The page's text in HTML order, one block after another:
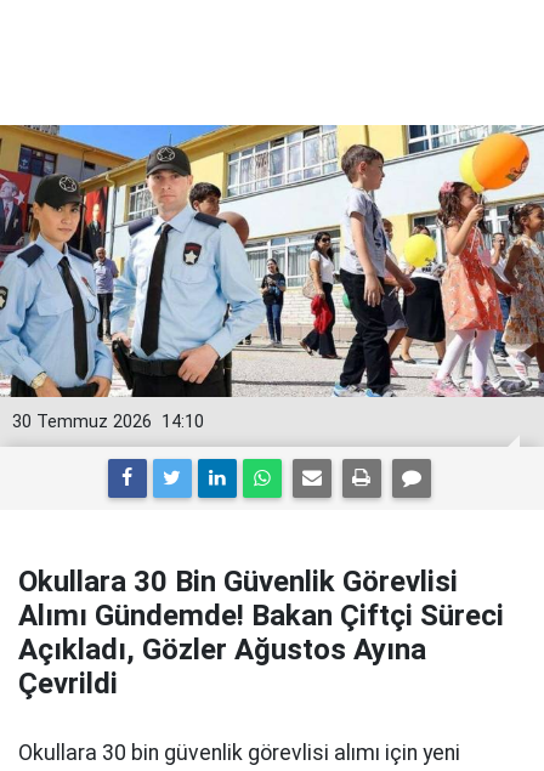
14:10
30 Temmuz 2026
Okullara 30 Bin Güvenlik Görevlisi
Alımı Gündemde! Bakan Çiftçi Süreci
Açıkladı, Gözler Ağustos Ayına
Çevrildi
Okullara 30 bin güvenlik görevlisi alımı için yeni